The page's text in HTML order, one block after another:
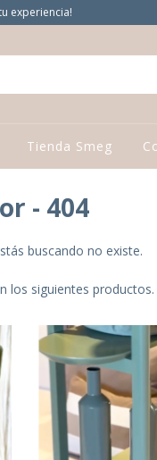
experiencia!
Tienda Smeg
- 404
buscando no existe.
los siguientes productos.